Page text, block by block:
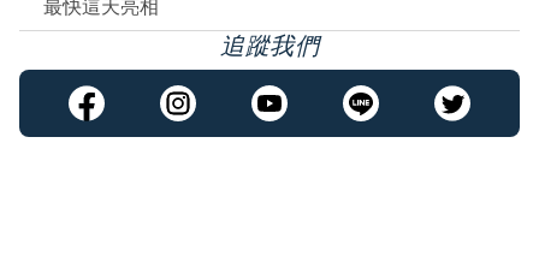
最快這天亮相
追蹤我們